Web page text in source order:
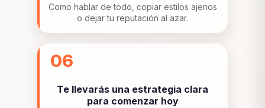
Como hablar de todo, copiar estilos ajenos
o dejar tu reputación al azar.
06
Te llevarás una estrategia clara
para comenzar hoy